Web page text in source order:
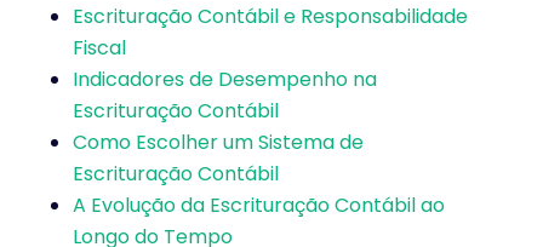
Escrituração Contábil e Responsabilidade
Fiscal
Indicadores de Desempenho na
Escrituração Contábil
Como Escolher um Sistema de
Escrituração Contábil
A Evolução da Escrituração Contábil ao
Longo do Tempo